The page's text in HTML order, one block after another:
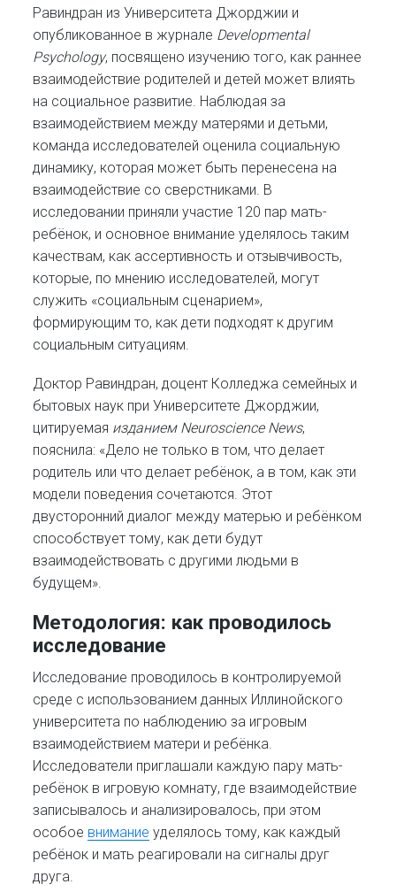
Равиндран из Университета Джорджии и
опубликованное в журнале Developmental
Psychology, посвящено изучению того, как раннее
взаимодействие родителей и детей может влиять
на социальное развитие. Наблюдая за
взаимодействием между матерями и детьми,
команда исследователей оценила социальную
динамику, которая может быть перенесена на
взаимодействие со сверстниками. В
исследовании приняли участие 120 пар мать-
ребёнок, и основное внимание уделялось таким
качествам, как ассертивность и отзывчивость,
которые, по мнению исследователей, могут
служить «социальным сценарием»,
формирующим то, как дети подходят к другим
социальным ситуациям.
Доктор Равиндран, доцент Колледжа семейных и
бытовых наук при Университете Джорджии,
цитируемая изданием Neuroscience News,
пояснила: «Дело не только в том, что делает
родитель или что делает ребёнок, а в том, как эти
модели поведения сочетаются. Этот
двусторонний диалог между матерью и ребёнком
способствует тому, как дети будут
взаимодействовать с другими людьми в
будущем».
Методология: как проводилось
исследование
Исследование проводилось в контролируемой
среде с использованием данных Иллинойского
университета по наблюдению за игровым
взаимодействием матери и ребёнка.
Исследователи приглашали каждую пару мать-
ребёнок в игровую комнату, где взаимодействие
записывалось и анализировалось, при этом
особое внимание уделялось тому, как каждый
ребёнок и мать реагировали на сигналы друг
друга.